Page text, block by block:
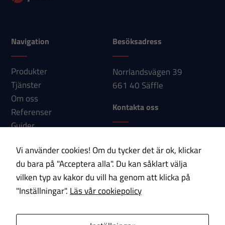
Navigation
Produkter
Tjänster
Om oss
Referenser
Guider
Kontakt
Besöksadress
Norrlandsvägen 39
661 40 Säffle
Kontakta oss
E-post:
info@paab.com
Prenumerera på vårt nyhetsbrev!
Vi använder cookies! Om du tycker det är ok, klickar
du bara på "Acceptera alla". Du kan såklart välja
vilken typ av kakor du vill ha genom att klicka på
"Inställningar". Läs vår cookiepolicy
För att vår
hemsida ska
bra som
Om du nekar
dessa
cookies
kommer viss
att försvinna